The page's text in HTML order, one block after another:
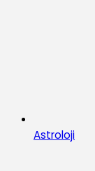
Astroloji